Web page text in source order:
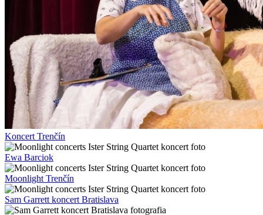
Koncert Trenčín
Ewa Barciok
Moonlight Trenčín
Sam Garrett koncert Bratislava